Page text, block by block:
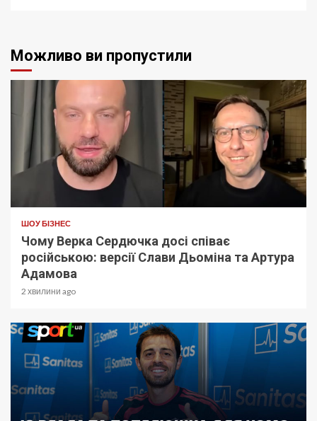
Можливо ви пропустили
ШОУ БІЗНЕС
Чому Верка Сердючка досі співає
російською: версії Слави Дьоміна та Артура
Адамова
2 хвилини ago